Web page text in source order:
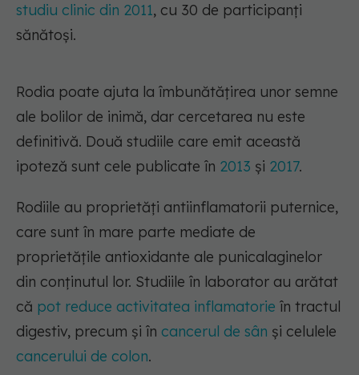
studiu clinic din 2011, cu 30 de participanți
sănătoși.
Rodia poate ajuta la îmbunătățirea unor semne
ale bolilor de inimă, dar cercetarea nu este
definitivă. Două studiile care emit această
ipoteză sunt cele publicate în 2013 și 2017.
Rodiile au proprietăți antiinflamatorii puternice,
care sunt în mare parte mediate de
proprietățile antioxidante ale punicalaginelor
din conținutul lor. Studiile în laborator au arătat
că pot reduce activitatea inflamatorie în tractul
digestiv, precum și în cancerul de sân și celulele
cancerului de colon.